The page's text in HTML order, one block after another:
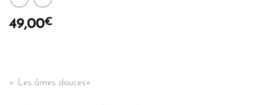
49,00€
« Les âmes douces»